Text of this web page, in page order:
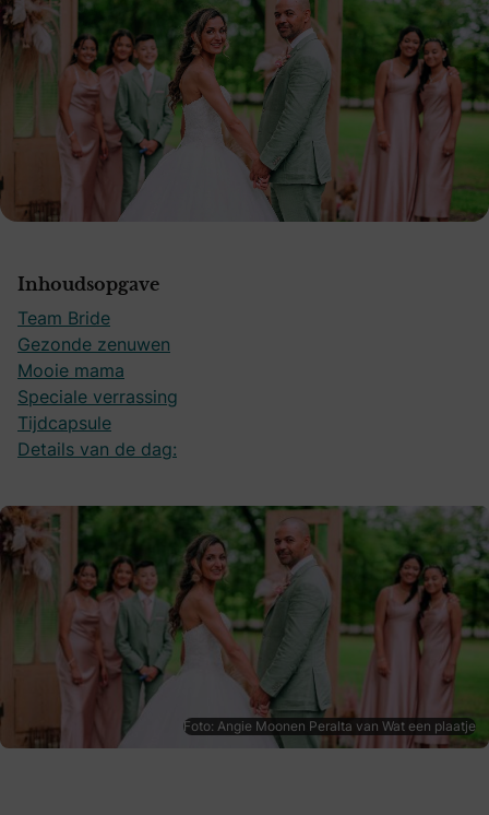
Inhoudsopgave
Team Bride
Gezonde zenuwen
Mooie mama
Speciale verrassing
Tijdcapsule
Details van de dag:
Foto: Angie Moonen Peralta van Wat een plaatje